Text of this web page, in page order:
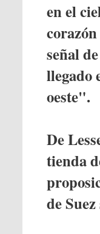
en el
señal
llegado
oeste".
De
tienda
de